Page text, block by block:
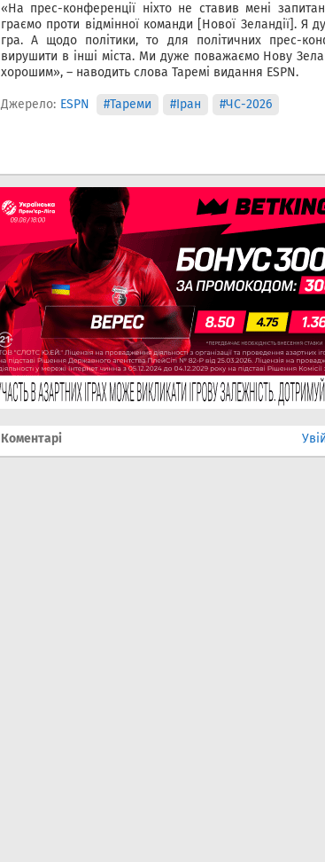
«На прес-конференції ніхто не ставив мені
граємо проти відмінної команди [Нової Зеландії]. Я
гра. А щодо політики, то для політичних прес-
вирушити в інші міста. Ми дуже поважаємо Нову
хорошим», – наводить слова Таремі видання ESPN.
Джерело: ESPN #Тареми #Іран #ЧС-2026
Коментарі